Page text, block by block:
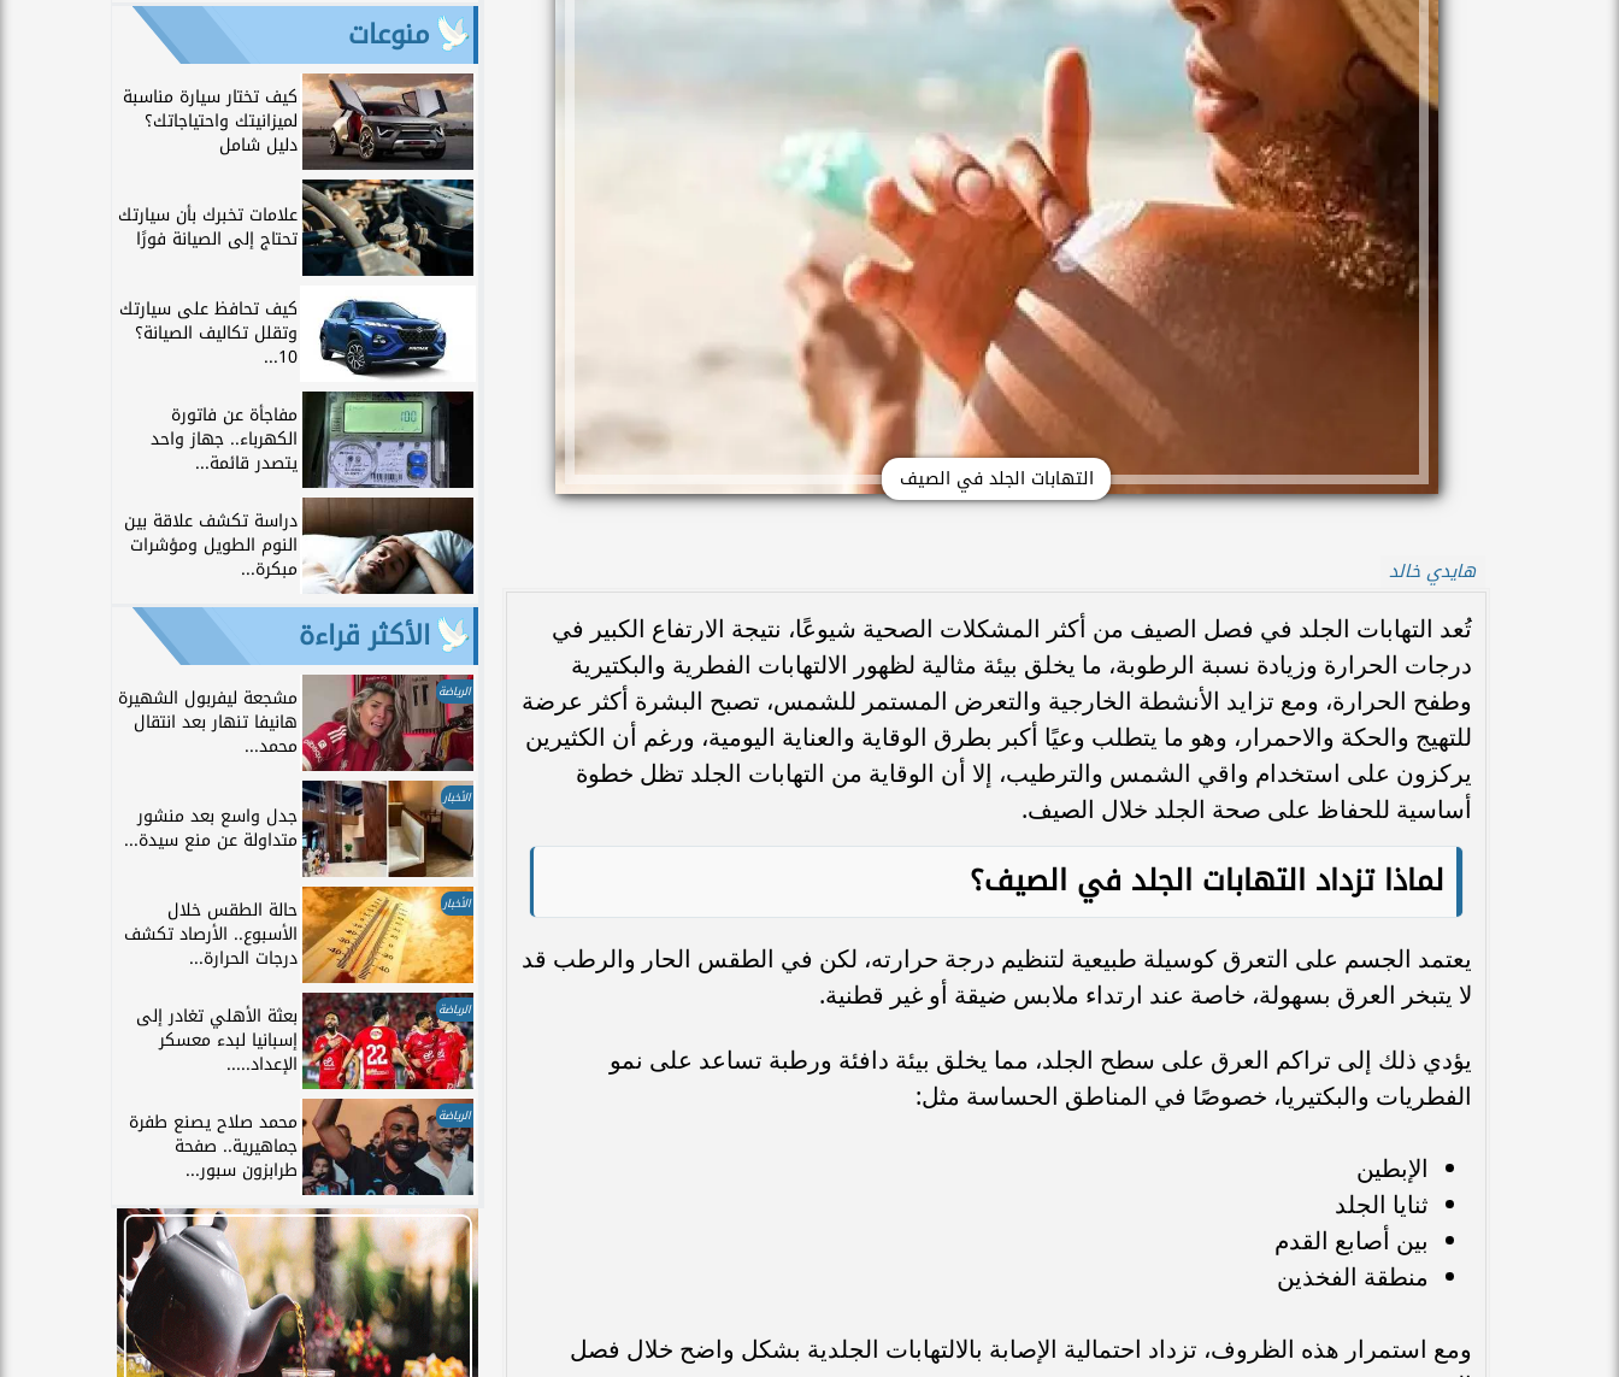
التهابات الجلد في الصيف
هايدي خالد
تُعد التهابات الجلد في فصل الصيف من أكثر المشكلات الصحية شيوعًا، نتيجة الارتفاع الكبير في
درجات الحرارة وزيادة نسبة الرطوبة، ما يخلق بيئة مثالية لظهور الالتهابات الفطرية والبكتيرية
وطفح الحرارة، ومع تزايد الأنشطة الخارجية والتعرض المستمر للشمس، تصبح البشرة أكثر عرضة
للتهيج والحكة والاحمرار، وهو ما يتطلب وعيًا أكبر بطرق الوقاية والعناية اليومية، ورغم أن الكثيرين
يركزون على استخدام واقي الشمس والترطيب، إلا أن الوقاية من التهابات الجلد تظل خطوة
أساسية للحفاظ على صحة الجلد خلال الصيف.
لماذا تزداد التهابات الجلد في الصيف؟
يعتمد الجسم على التعرق كوسيلة طبيعية لتنظيم درجة حرارته، لكن في الطقس الحار والرطب قد
لا يتبخر العرق بسهولة، خاصة عند ارتداء ملابس ضيقة أو غير قطنية.
يؤدي ذلك إلى تراكم العرق على سطح الجلد، مما يخلق بيئة دافئة ورطبة تساعد على نمو
الفطريات والبكتيريا، خصوصًا في المناطق الحساسة مثل:
الإبطين
ثنايا الجلد
بين أصابع القدم
منطقة الفخذين
ومع استمرار هذه الظروف، تزداد احتمالية الإصابة بالالتهابات الجلدية بشكل واضح خلال فصل
منوعات
كيف تختار سيارة مناسبة
لميزانيتك واحتياجاتك؟
دليل شامل
علامات تخبرك بأن سيارتك
تحتاج إلى الصيانة فورًا
كيف تحافظ على سيارتك
وتقلل تكاليف الصيانة؟
10...
مفاجأة عن فاتورة
الكهرباء.. جهاز واحد
يتصدر قائمة...
دراسة تكشف علاقة بين
النوم الطويل ومؤشرات
مبكرة...
الأكثر قراءة
الرياضة مشجعة ليفربول الشهيرة
هانيفا تنهار بعد انتقال
محمد...
الأخبار
جدل واسع بعد منشور
متداولة عن منع سيدة...
الأخبار حالة الطقس خلال
الأسبوع.. الأرصاد تكشف
درجات الحرارة...
الرياضة بعثة الأهلي تغادر إلى
إسبانيا لبدء معسكر
الإعداد.....
الرياضة محمد صلاح يصنع طفرة
جماهيرية.. صفحة
طرابزون سبور...